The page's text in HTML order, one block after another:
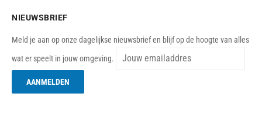
NIEUWSBRIEF
Meld je aan op onze dagelijkse nieuwsbrief en blijf op de hoogte van alles
wat er speelt in jouw omgeving.